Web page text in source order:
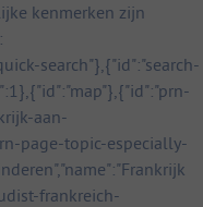
kenmerken zijn
search"},{"id":"search-
aan-
page-topic-especially-
frankreich-